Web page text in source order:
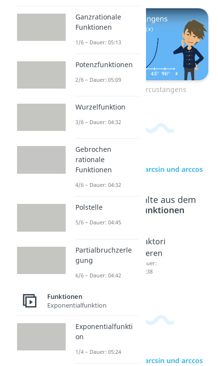
Zum Video: Arcustangens
zur Videoseite: arcsin und arccos
Beliebte Inhalte aus dem
Funktionen
m
Dauer:
aktorze
Dauer:
Faktori
sieren
Dauer:
04:38
zur Videoseite: arcsin und arccos
Ganzrationale
Funktionen
1/6 – Dauer: 05:13
Potenzfunktionen
2/6 – Dauer: 05:09
Wurzelfunktion
3/6 – Dauer: 04:32
Gebrochen
rationale
Funktionen
4/6 – Dauer: 04:32
Polstelle
5/6 – Dauer: 04:45
Partialbruchzerle
gung
6/6 – Dauer: 04:42
Funktionen
Exponentialfunktion
Exponentialfunkti
on
1/4 – Dauer: 05:24